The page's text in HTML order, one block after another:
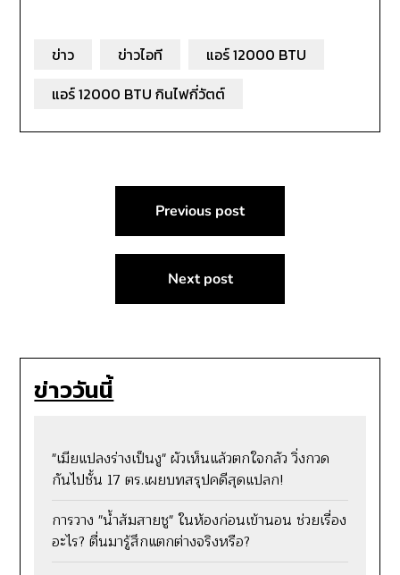
ข่าว ข่าวไอที
แอร์ 12000 BTU
แอร์ 12000 BTU กินไฟกี่วัตต์
Previous post
Next post
ข่าววันนี้
"เมียแปลงร่างเป็นงู" ผัวเห็นแล้วตกใจกลัว วิ่งกวด
กันไปชั้น 17 ตร.เผยบทสรุปคดีสุดแปลก!
การวาง "น้ำส้มสายชู" ในห้องก่อนเข้านอน ช่วยเรื่อง
อะไร? ตื่นมารู้สึกแตกต่างจริงหรือ?